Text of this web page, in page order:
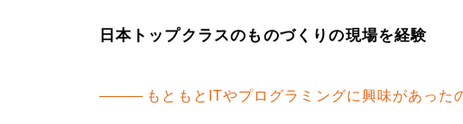
日本トップクラスのものづくりの現場を経験
もともとITやプログラミングに興味があった